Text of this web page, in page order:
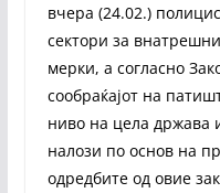
вчера (24.02.)
сектори за
мерки, а согласно
сообраќајот на
ниво на цела држава
налози по основ на
одредбите од овие